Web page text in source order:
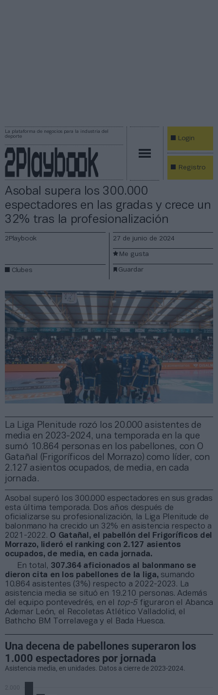
La plataforma de negocios para la industria del
deporte
Login
Registro
Asobal supera los 300.000
espectadores en las gradas y crece un
32% tras la profesionalización
La Liga Plenitude rozó los 20.000 asistentes de
media en 2023-2024, una temporada en la que
sumó 10.864 personas en los pabellones, con O
Gatañal (Frigoríficos del Morrazo) como líder, con
2.127 asientos ocupados, de media, en cada
jornada.
2Playbook
Clubes
27 de junio de 2024
Guardar
Me gusta
Asobal superó los 300.000 espectadores en sus gradas
esta última temporada. Dos años después de
oficializarse su profesionalización, la Liga Plenitude de
balonmano ha crecido un 32% en asistencia respecto a
2021-2022. O Gatañal, el pabellón del Frigoríficos del
Morrazo, lideró el ranking con 2.127 asientos
ocupados, de media, en cada jornada.
En total, 307.364 aficionados al balonmano se
dieron cita en los pabellones de la liga, sumando
10.864 asistentes (3%) respecto a 2022-2023. La
asistencia media se situó en 19.210 personas. Además
del equipo pontevedrés, en el
top-5 figuraron el Abanca
Ademar León, el Recoletas Atlético Valladolid, el
Bathcho BM Torrelavega y el Bada Huesca.